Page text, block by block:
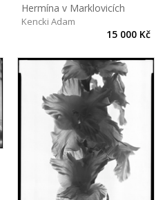
Hermína v Marklovicích
Kencki Adam
15 000 Kč